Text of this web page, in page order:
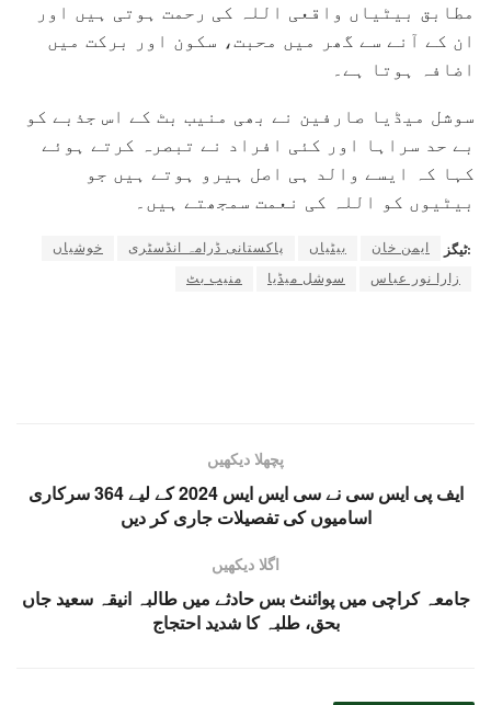
مطابق بیٹیاں واقعی اللہ کی رحمت ہوتی ہیں اور
ان کے آنے سے گھر میں محبت، سکون اور برکت میں
اضافہ ہوتا ہے۔
سوشل میڈیا صارفین نے بھی منیب بٹ کے اس جذبے کو
بے حد سراہا اور کئی افراد نے تبصرہ کرتے ہوئے
کہا کہ ایسے والد ہی اصل ہیرو ہوتے ہیں جو
بیٹیوں کو اللہ کی نعمت سمجھتے ہیں۔
ٹیگز: ایمن خان بیٹیاں پاکستانی ڈرامہ انڈسٹری
خوشیاں
زارا نور عباس
سوشل میڈیا منیب بٹ
پچھلا دیکھیں
ایف پی ایس سی نے سی ایس ایس 2024 کے لیے 364 سرکاری
اسامیوں کی تفصیلات جاری کر دیں
اگلا دیکھیں
جامعہ کراچی میں پوائنٹ بس حادثے میں طالبہ انیقہ سعید جاں
بحق، طلبہ کا شدید احتجاج